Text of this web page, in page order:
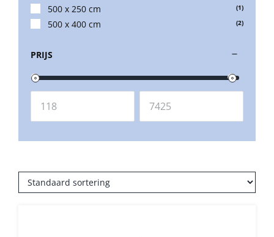
500 x 250 cm (1)
500 x 400 cm (2)
600 x 300 cm (1)
PRIJS